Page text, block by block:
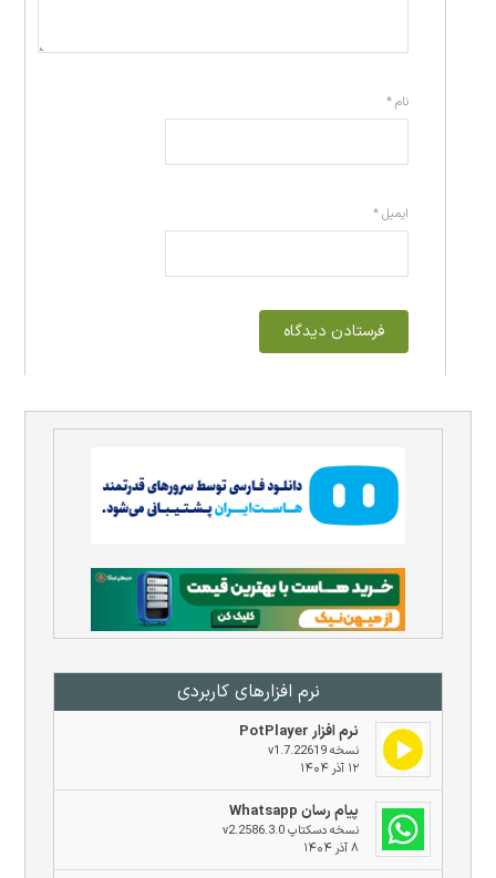
نرم افزار‌های کاربردی
نرم افزار PotPlayer
نسخه v1.7.22619
۱۲ آذر ۱۴۰۴
پیام رسان Whatsapp
نسخه دسکتاپ v2.2586.3.0
۸ آذر ۱۴۰۴
نام*
ایمیل*